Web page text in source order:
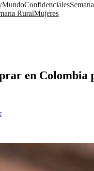
MundoConfidenciales
RuralMujeres
en Colombia